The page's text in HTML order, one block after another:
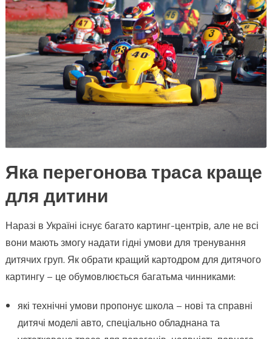
Яка перегонова траса краще
для дитини
Наразі в Україні існує багато картинг-центрів, але не всі
вони мають змогу надати гідні умови для тренування
дитячих груп. Як обрати кращий картодром для дитячого
картингу – це обумовлюється багатьма чинниками:
які технічні умови пропонує школа – нові та справні
дитячі моделі авто, спеціально обладнана та